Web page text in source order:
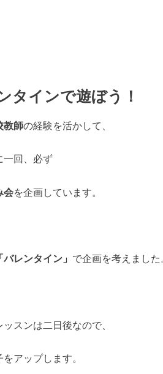
タインで遊ぼう！
教師の経験を活かして、
一回、必ず
会を企画しています。
「バレンタイン」 で企画を考えました
スンは二日後なので、
をアップします。